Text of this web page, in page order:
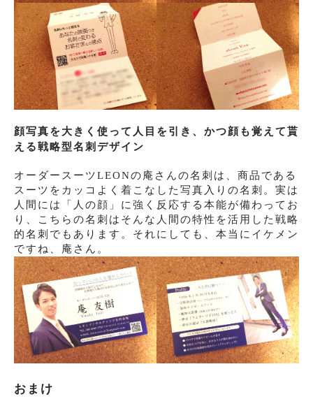
顔写真を大きく使って人目を引き、かつ顔も覚えて貰
える戦略型名刺デザイン
オーダースーツLEONの庵さんの名刺は、商品である
スーツをカッコよく着こなした写真入りの名刺。実は
人間には「人の顔」に強く反応する本能が備わってお
り、こちらの名刺はそんな人間の特性を活用した戦略
的名刺でもあります。それにしても、本当にイケメン
ですね、庵さん。
おまけ